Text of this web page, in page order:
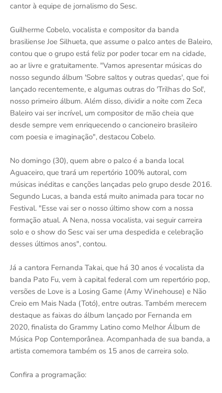
cantor à equipe de jornalismo do Sesc.
Guilherme Cobelo, vocalista e compositor da banda
brasiliense Joe Silhueta, que assume o palco antes de Baleiro,
contou que o grupo está feliz por poder tocar em na cidade,
ao ar livre e gratuitamente. "Vamos apresentar músicas do
nosso segundo álbum 'Sobre saltos y outras quedas', que foi
lançado recentemente, e algumas outras do 'Trilhas do Sol',
nosso primeiro álbum. Além disso, dividir a noite com Zeca
Baleiro vai ser incrível, um compositor de mão cheia que
desde sempre vem enriquecendo o cancioneiro brasileiro
com poesia e imaginação", destacou Cobelo.
No domingo (30), quem abre o palco é a banda local
Aguaceiro, que trará um repertório 100% autoral, com
músicas inéditas e canções lançadas pelo grupo desde 2016.
Segundo Lucas, a banda está muito animada para tocar no
Festival. "Esse vai ser o nosso último show com a nossa
formação atual. A Nena, nossa vocalista, vai seguir carreira
solo e o show do Sesc vai ser uma despedida e celebração
desses últimos anos", contou.
Já a cantora Fernanda Takai, que há 30 anos é vocalista da
banda Pato Fu, vem à capital federal com um repertório pop,
versões de Love is a Losing Game (Amy Winehouse) e Não
Creio em Mais Nada (Totó), entre outras. Também merecem
destaque as faixas do álbum lançado por Fernanda em
2020, finalista do Grammy Latino como Melhor Álbum de
Música Pop Contemporânea. Acompanhada de sua banda, a
artista comemora também os 15 anos de carreira solo.
Confira a programação: